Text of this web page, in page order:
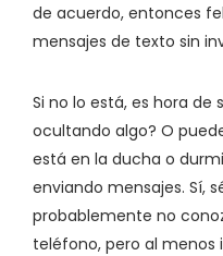
de acuerdo, entonces
mensajes de texto sin
Si no lo está, es hora de
ocultando algo? O
está en la ducha o
enviando mensajes. Sí,
probablemente no
teléfono, pero al menos